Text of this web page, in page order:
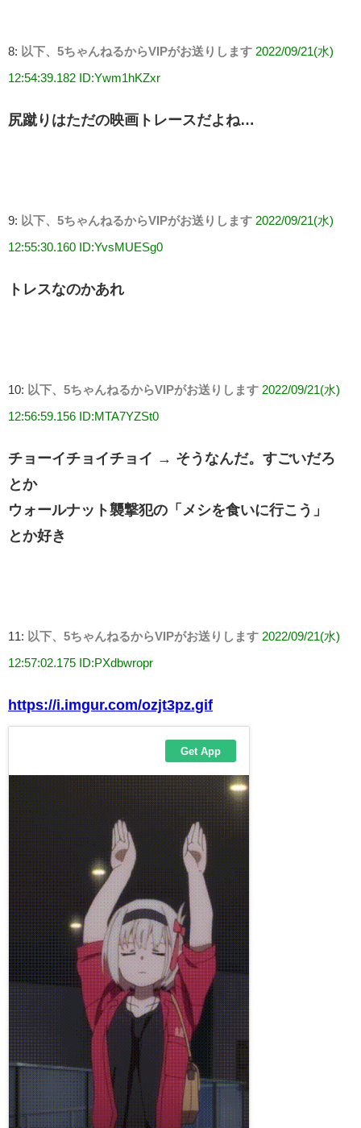
8: 以下、5ちゃんねるからVIPがお送りします 2022/09/21(水)
12:54:39.182 ID:Ywm1hKZxr
尻蹴りはただの映画トレースだよね…
9: 以下、5ちゃんねるからVIPがお送りします 2022/09/21(水)
12:55:30.160 ID:YvsMUESg0
トレスなのかあれ
10: 以下、5ちゃんねるからVIPがお送りします 2022/09/21(水)
12:56:59.156 ID:MTA7YZSt0
チョーイチョイチョイ → そうなんだ。すごいだろ
とか
ウォールナット襲撃犯の「メシを食いに行こう」
とか好き
11: 以下、5ちゃんねるからVIPがお送りします 2022/09/21(水)
12:57:02.175 ID:PXdbwropr
https://i.imgur.com/ozjt3pz.gif